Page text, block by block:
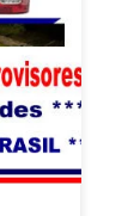
todo o